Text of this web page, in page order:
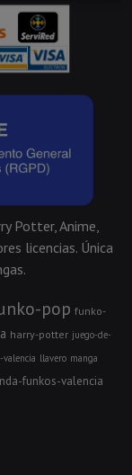
Potter, Anime,
licencias. Única
pop funko-
harry-potter juego-de-
llavero manga
funkos-valencia